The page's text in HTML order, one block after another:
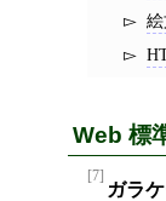
Web 標
[7]
ガラ